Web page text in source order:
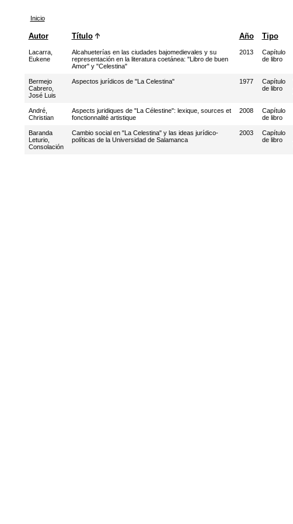
Inicio
Autor Título Año Tipo
Lacarra,
Eukene
Alcahueterías en las ciudades bajomedievales y su
representación en la literatura coetánea: "Libro de buen
Amor" y "Celestina"
2013
Capítulo
de libro
Bermejo
Cabrero,
José Luis
Aspectos jurídicos de "La Celestina" 1977
Capítulo
de libro
André,
Christian
Aspects juridiques de "La Célestine": lexique, sources et
fonctionnalité artistique
2008
Capítulo
de libro
Baranda
Leturio,
Consolación
Cambio social en "La Celestina" y las ideas jurídico-
políticas de la Universidad de Salamanca
2003
Capítulo
de libro